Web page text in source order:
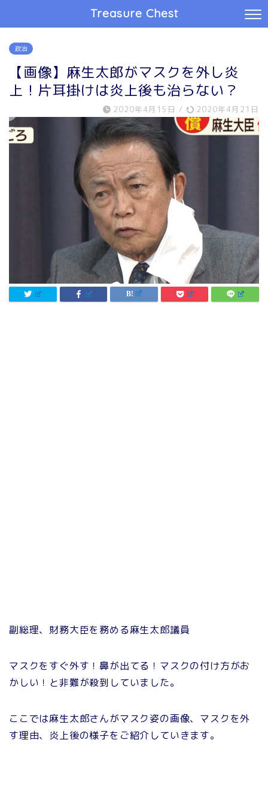
Treasure Chest
政治
【画像】麻生太郎がマスクを外し炎
上！片耳掛けは炎上後も治らない？
2020年4月15日 / 2020年4月21日
副総理、財務大臣を務める麻生太郎議員
マスクをすぐ外す！鼻が出てる！マスクの付け方がお
かしい！と非難が殺到していました。
ここでは麻生太郎さんがマスク姿の画像、マスクを外
す理由、炎上後の様子をご紹介していきます。